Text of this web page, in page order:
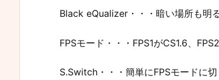
Black eQualizer・・・暗い場所も明
FPSモード・・・FPS1がCS1.6、
S.Switch・・・簡単にFPSモードに